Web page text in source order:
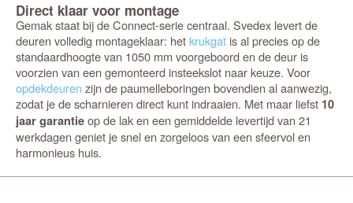
Direct klaar voor montage
Gemak staat bij de Connect-serie centraal. Svedex levert de
deuren volledig montageklaar: hetkrukgat is al precies op de
standaardhoogte van 1050 mm voorgeboord en de deur is
voorzien van een gemonteerd insteekslot naar keuze. Voor
opdekdeuren zijn de paumelleboringen bovendien al aanwezig,
zodat je de scharnieren direct kunt indraaien. Met maar liefst 10
jaar garantieop de lak en een gemiddelde levertijd van 21
werkdagen geniet je snel en zorgeloos van een sfeervol en
harmonieus huis.